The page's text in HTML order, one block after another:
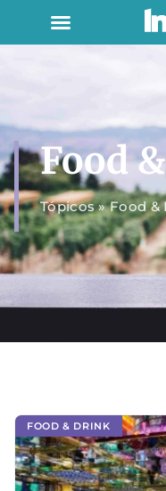
Food
Tópicos»Food &
FOOD & DRINK